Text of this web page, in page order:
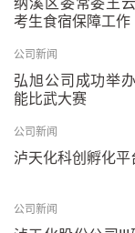
纳溪区委常委王
考生食宿保障工作
公司新闻
弘旭公司成功举
能比武大赛
公司新闻
泸天化科创孵化平
公司新闻